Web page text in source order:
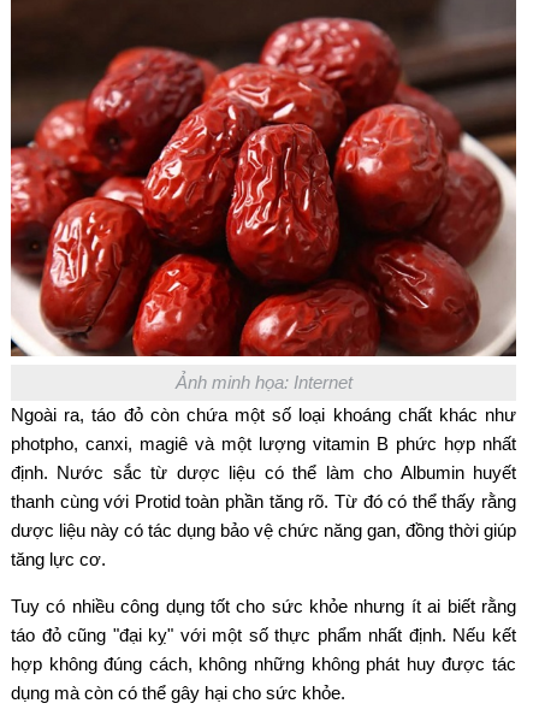
Ảnh minh họa: Internet
Ngoài ra, táo đỏ còn chứa một số loại khoáng chất khác như
photpho, canxi, magiê và một lượng vitamin B phức hợp nhất
định. Nước sắc từ dược liệu có thể làm cho Albumin huyết
thanh cùng với Protid toàn phần tăng rõ. Từ đó có thể thấy rằng
dược liệu này có tác dụng bảo vệ chức năng gan, đồng thời giúp
tăng lực cơ.
Tuy có nhiều công dụng tốt cho sức khỏe nhưng ít ai biết rằng
táo đỏ cũng "đại kỵ" với một số thực phẩm nhất định. Nếu kết
hợp không đúng cách, không những không phát huy được tác
dụng mà còn có thể gây hại cho sức khỏe.